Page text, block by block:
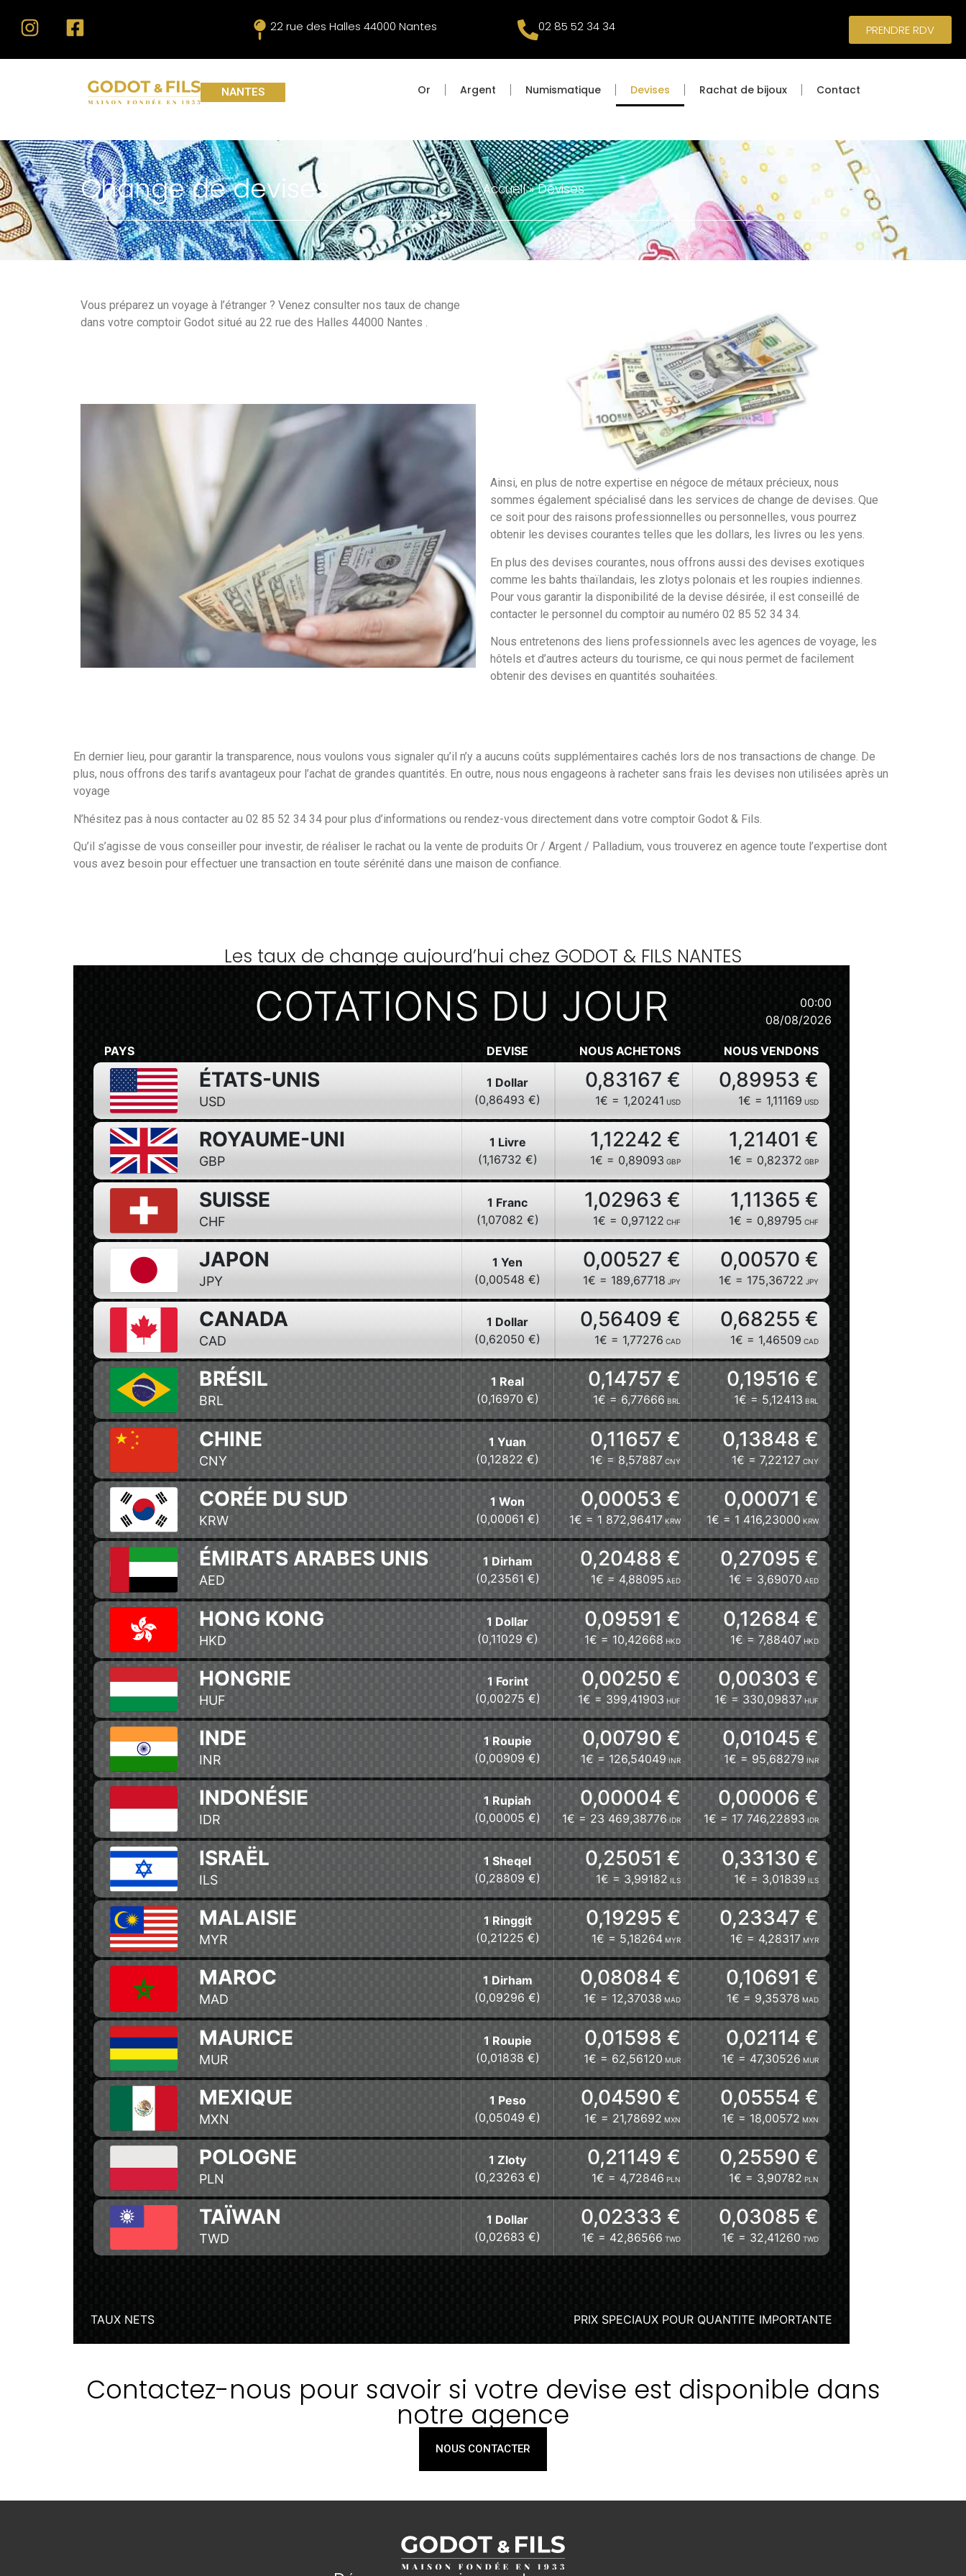
22 rue des Halles 44000 Nantes 02 85 52 34 34 PRENDRE RDV
NANTES Or Argent Numismatique Devises Rachat de bijoux Contact
Change de devises Accueil»Devises
Vous préparez un voyage à l’étranger ? Venez consulter nos taux de change
dans votre comptoir Godot situé au 22 rue des Halles 44000 Nantes .
Ainsi, en plus de notre expertise en négoce de métaux précieux, nous
sommes également spécialisé dans les services de change de devises. Que
ce soit pour des raisons professionnelles ou personnelles, vous pourrez
obtenir les devises courantes telles que les dollars, les livres ou les yens.
En plus des devises courantes, nous offrons aussi des devises exotiques
comme les bahts thaïlandais, les zlotys polonais et les roupies indiennes.
Pour vous garantir la disponibilité de la devise désirée, il est conseillé de
contacter le personnel du comptoir au numéro 02 85 52 34 34.
Nous entretenons des liens professionnels avec les agences de voyage, les
hôtels et d’autres acteurs du tourisme, ce qui nous permet de facilement
obtenir des devises en quantités souhaitées.
En dernier lieu, pour garantir la transparence, nous voulons vous signaler qu’il n’y a aucuns coûts supplémentaires cachés lors de nos transactions de change. De
plus, nous offrons des tarifs avantageux pour l’achat de grandes quantités. En outre, nous nous engageons à racheter sans frais les devises non utilisées après un
voyage
N’hésitez pas à nous contacter au 02 85 52 34 34 pour plus d’informations ou rendez-vous directement dans votre comptoir Godot & Fils.
Qu’il s’agisse de vous conseiller pour investir, de réaliser le rachat ou la vente de produits Or / Argent / Palladium, vous trouverez en agence toute l’expertise dont
vous avez besoin pour effectuer une transaction en toute sérénité dans une maison de confiance.
Les taux de change aujourd’hui chez GODOT & FILS NANTES
Contactez-nous pour savoir si votre devise est disponible dans
notre agence
NOUS CONTACTER